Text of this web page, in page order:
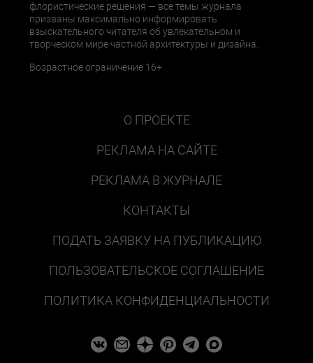
флористические решения — все темы журнала
призваны максимально информировать
взыскательного читателя об увлекательном и
творческом мире частной архитектуры и дизайна.
Возрастное ограничение 16+
О ПРОЕКТЕ
РЕКЛАМА НА САЙТЕ
РЕКЛАМА В ЖУРНАЛЕ
КОНТАКТЫ
ПОДАТЬ ЗАЯВКУ НА ПУБЛИКАЦИЮ
ПОЛЬЗОВАТЕЛЬСКОЕ СОГЛАШЕНИЕ
ПОЛИТИКА КОНФИДЕНЦИАЛЬНОСТИ